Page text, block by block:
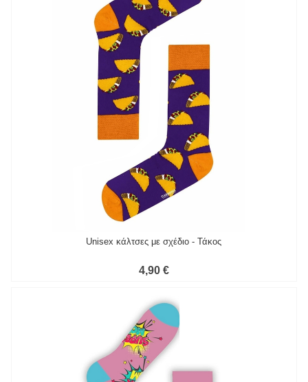
Unisex κάλτσες με σχέδιο - Τάκος
4,90 €